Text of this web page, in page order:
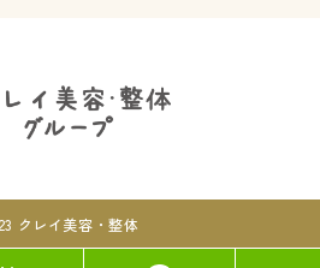
クレイ美容・整体